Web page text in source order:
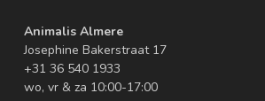
Animalis Almere
Josephine Bakerstraat 17
+31 36 540 1933
wo, vr & za 10:00-17:00